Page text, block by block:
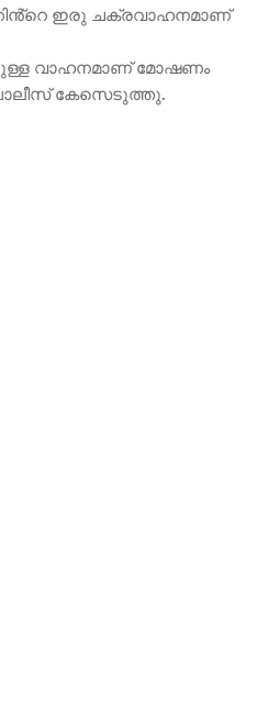
ഇരു ചക്രവാഹനമാണ്
വാഹനമാണ് മോഷണം
കേസെടുത്തു.